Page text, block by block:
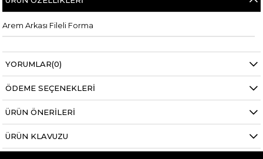
Arem Arkası Fileli Forma
YORUMLAR(0)
ÖDEME SEÇENEKLERI
ÜRÜN ÖNERILERI
ÜRÜN KLAVUZU